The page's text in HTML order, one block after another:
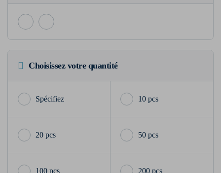
Choisissez votre quantité
10 pcs
20 pcs 50 pcs
100 pcs 200 pcs